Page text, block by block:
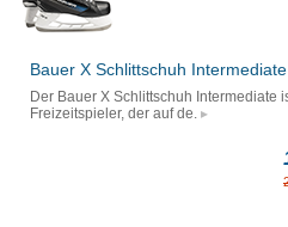
Bauer X Schlittschuh Intermediate
Der Bauer X Schlittschuh Intermediate
Freizeitspieler, der auf de.